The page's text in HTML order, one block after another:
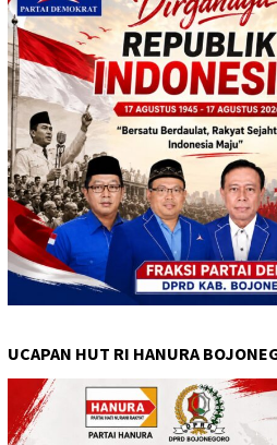
UCAPAN HUT RI HANURA